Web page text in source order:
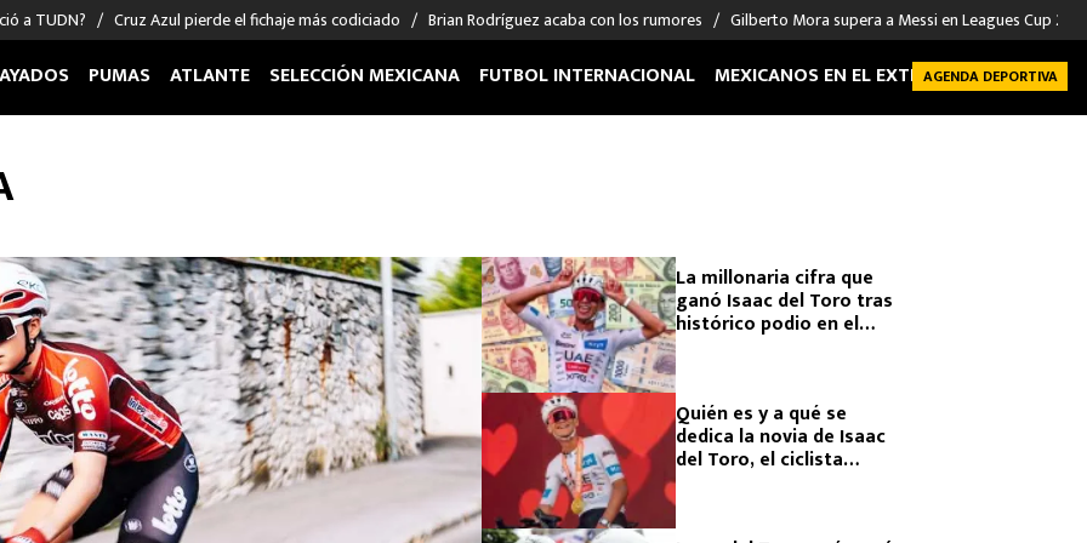
a TUDN? Cruz Azul pierde el fichaje más codiciado Brian Rodríguez acaba con los rumores Gilberto Mora supera a Messi en Leagues Cup
Giménez
Sergio Ramos
Giorgos Giakoumakis
André Jardine
Boxeo
Béisbol
NFL
NBA
Más deportes
PUMAS ATLANTE SELECCIÓN MEXICANA FUTBOL INTERNACIONAL MEXICANOS EN EL EXTRANJERO FUTBOL
AGENDA DEPORTIVA
La millonaria cifra que
ganó Isaac del Toro tras
histórico podio en el
Quién es y a qué se
dedica la novia de Isaac
del Toro, el ciclista